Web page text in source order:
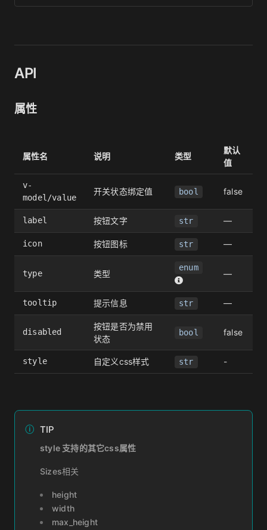
API
属性
属性名 说明 类型
默认
值
v-
model/value
开关状态绑定值 bool false
label 按钮文字 str —
icon 按钮图标 str —
type 类型
enum
—
tooltip 提示信息 str —
disabled
按钮是否为禁用
状态
bool false
style 自定义css样式 str -
TIP
style 支持的其它css属性
Sizes相关
height
width
max_height